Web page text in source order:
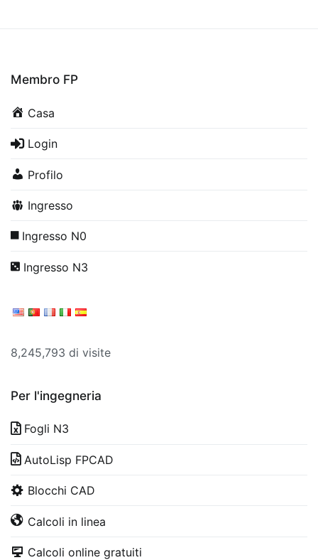
Membro FP
Casa
Login
Profilo
Ingresso
Ingresso N0
Ingresso N3
8,245,793 di visite
Per l'ingegneria
Fogli N3
AutoLisp FPCAD
Blocchi CAD
Calcoli in linea
Calcoli online gratuiti